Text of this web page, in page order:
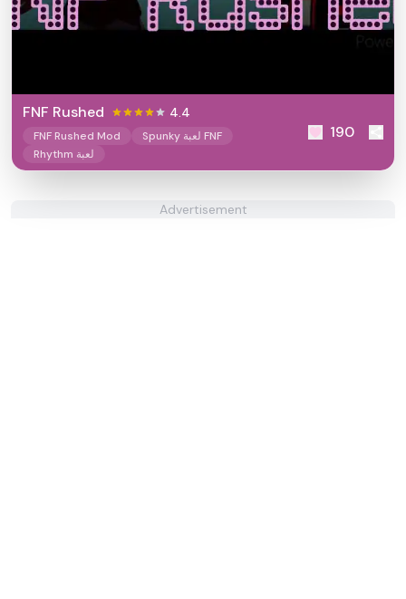
FNF Rushed 4.4
FNF Rushed Mod
Spunky لعبة FNF
Rhythm لعبة
190
Advertisement